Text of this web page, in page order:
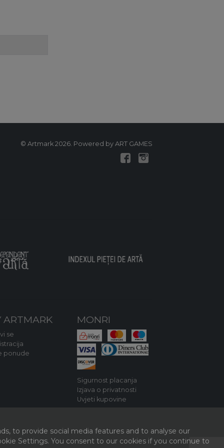
© Artmark 2026. Powered by ART GAMES
ARTMARK
se
ponude
MONRI
Sigurnost placanja
Izjava o privatnosti
Uvjeti kupovine
to provide social media features and to analyse our
Settings. You consent to our cookies if you continue to